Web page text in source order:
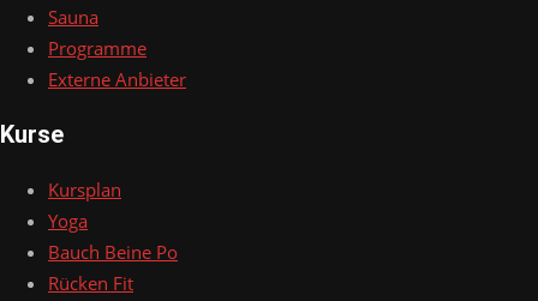
Sauna
Programme
Externe Anbieter
Kurse
Kursplan
Yoga
Bauch Beine Po
Rücken Fit